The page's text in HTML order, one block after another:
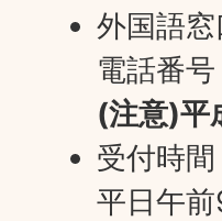
外国語窓
電話番
(注意)平
受付時間
平日午